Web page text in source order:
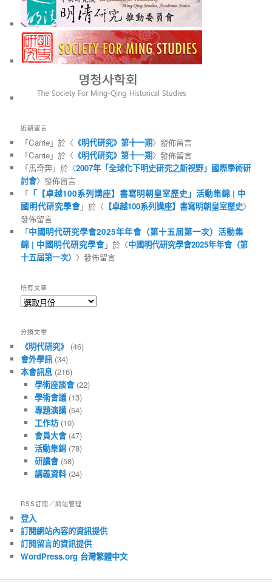
近期留言
「Carrie」於〈 《明代研究》第十一期〉發佈留言
「Carrie」於〈 《明代研究》第十一期〉發佈留言
「馬奇奔」於〈2007年「全球化下明史研究之新視野」國際學術研
討會〉發佈留言
「 「【卓越100系列講座】書寫明朝皇室歷史」活動集錦 | 中
國明代研究學會」於〈 【卓越100系列講座】書寫明朝皇室歷史〉
發佈留言
「中國明代研究學會2025年年會（第十五屆第一次）活動集
錦 | 中國明代研究學會」於〈中國明代研究學會2025年年會（第
十五屆第一次） 〉發佈留言
所有文章
所
章
分類文章
《明代研究》 (46)
會外學訊(34)
本會訊息 (216)
學術座談會(22)
學術會議(13)
專題演講(54)
工作坊(10)
會員大會(47)
活動集錦(78)
研讀會(58)
講義資料(24)
RSS訂閱／網站管理
登入
訂閱網站內容的資訊提供
訂閱留言的資訊提供
WordPress.org 台灣繁體中文